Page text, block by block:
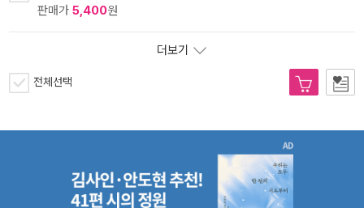
판매가 5,400원
더보기
전체선택